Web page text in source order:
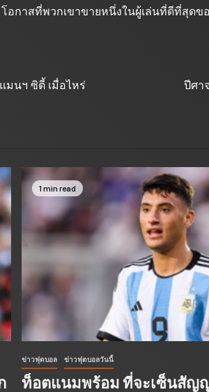
อกาสที่พวกเขาขายหนึ่งในผู้เล่นที่ดีที่สุด
มนฯ ซิตี้ เมื่อไหร่
ปีศา
1 min read
ข่าวฟุตบอล ข่าวฟุตบอลวันนี้
ท็อตแนมพร้อม ที่จะเซ็นสัญญ